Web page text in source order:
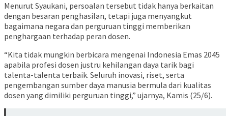
Menurut Syaukani, persoalan tersebut tidak hanya berkaitan
dengan besaran penghasilan, tetapi juga menyangkut
bagaimana negara dan perguruan tinggi memberikan
penghargaan terhadap peran dosen.
“Kita tidak mungkin berbicara mengenai Indonesia Emas 2045
apabila profesi dosen justru kehilangan daya tarik bagi
talenta-talenta terbaik. Seluruh inovasi, riset, serta
pengembangan sumber daya manusia bermula dari kualitas
dosen yang dimiliki perguruan tinggi,” ujarnya, Kamis (25/6).